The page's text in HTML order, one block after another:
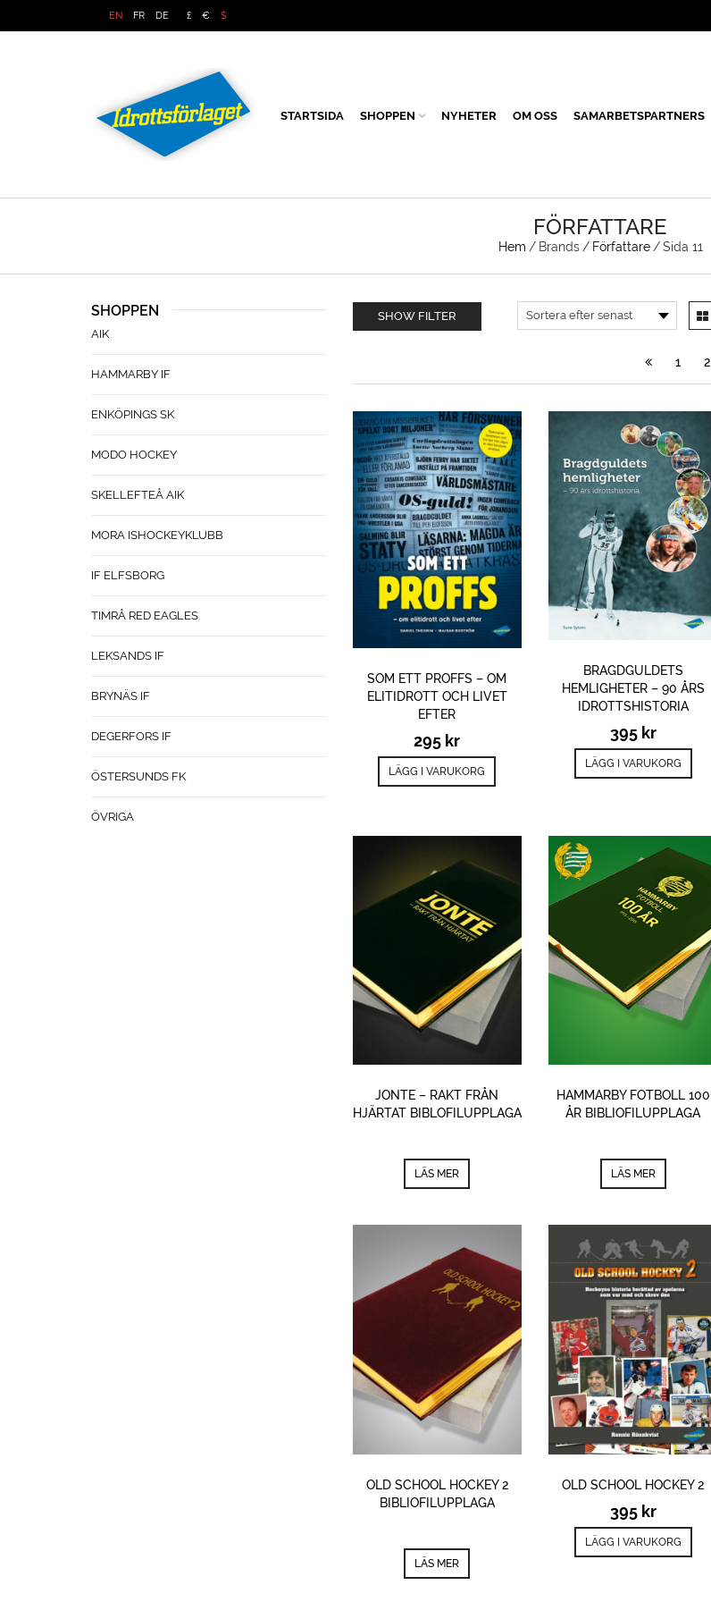
EN FR DE £ € $
STARTSIDA SHOPPEN NYHETER OM OSS SAMARBETSPARTNERS
FÖRFATTARE
Hem / Brands / Författare / Sida 11
SHOW FILTER
1 2
SOM ETT PROFFS – OM
ELITIDROTT OCH LIVET
EFTER
295 kr
LÄGG I VARUKORG
BRAGDGULDETS
HEMLIGHETER – 90 ÅRS
IDROTTSHISTORIA
395 kr
LÄGG I VARUKORG
JONTE – RAKT FRÅN
HJÄRTAT BIBLOFILUPPLAGA
LÄS MER
HAMMARBY FOTBOLL 100
ÅR BIBLIOFILUPPLAGA
LÄS MER
OLD SCHOOL HOCKEY 2
BIBLIOFILUPPLAGA
LÄS MER
OLD SCHOOL HOCKEY 2
395 kr
LÄGG I VARUKORG
SHOPPEN
AIK
HAMMARBY IF
ENKÖPINGS SK
MODO HOCKEY
SKELLEFTEÅ AIK
MORA ISHOCKEYKLUBB
IF ELFSBORG
TIMRÅ RED EAGLES
LEKSANDS IF
BRYNÄS IF
DEGERFORS IF
ÖSTERSUNDS FK
ÖVRIGA